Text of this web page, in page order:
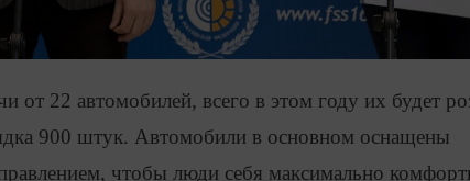
от 22 автомобилей, всего в этом году их будет
900 штук. Автомобили в основном оснащены
чтобы люди себя максимально